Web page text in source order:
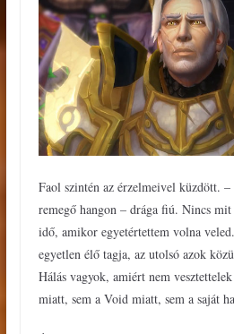
Faol szintén az érzelmeivel küzdött.
remegő hangon – drága fiú. Nincs
idő, amikor egyetértettem volna
egyetlen élő tagja, az utolsó azok
Hálás vagyok, amiért nem
miatt, sem a Void miatt, sem a saját